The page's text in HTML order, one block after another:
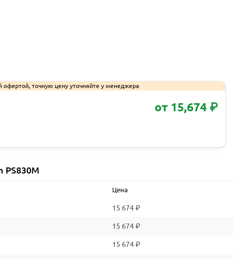
офертой, точную цену уточняйте у менеджера
от 15,674 ₽
PS830M
Цена
15 674 ₽
15 674 ₽
15 674 ₽